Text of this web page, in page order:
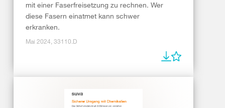
mit einer Faserfreisetzung zu rechnen. Wer
diese Fasern einatmet kann schwer
erkranken.
Mai 2024, 33110.D